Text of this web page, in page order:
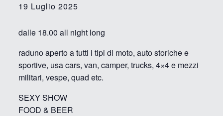
19 Luglio 2025
dalle 18.00 all night long
raduno aperto a tutti i tipi di moto, auto storiche e
sportive, usa cars, van, camper, trucks, 4×4 e mezzi
militari, vespe, quad etc.
SEXY SHOW
FOOD & BEER